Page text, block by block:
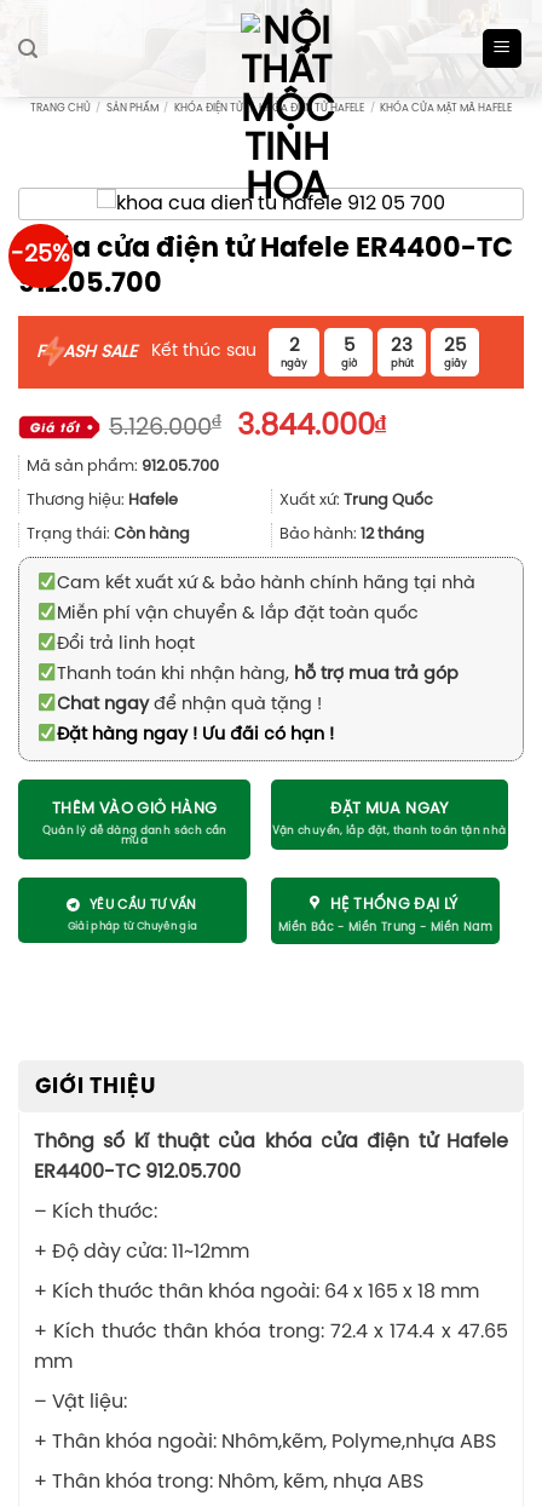
TRANG CHỦ / SẢN PHẨM / KHÓA ĐIỆN TỬ / KHÓA ĐIỆN TỬ HAFELE / KHÓA CỬA MẬT MÃ HAFELE
-25%
Khóa cửa điện tử Hafele ER4400-TC
912.05.700
F ASH SALE Kết thúc sau 2
ngày
5
giờ
23
phút
24
giây
5.126.000₫
Giá
5.126.000₫.
3.844.000₫Giá
là:
3.844.000₫.
Mã sản phẩm: 912.05.700
Thương hiệu: Hafele Xuất xứ: Trung Quốc
Trạng thái: Còn hàng Bảo hành: 12 tháng
Cam kết xuất xứ & bảo hành chính hãng tại nhà
Miễn phí vận chuyển & lắp đặt toàn quốc
Đổi trả linh hoạt
Thanh toán khi nhận hàng, hỗ trợ mua trả góp
Chat ngayđể nhận quà tặng !
Đặt hàng ngay ! Ưu đãi có hạn !
THÊM VÀO GIỎ HÀNG ĐẶT MUA NGAY
YÊU CẦU TƯ VẤN HỆ THỐNG ĐẠI LÝ
GIỚI THIỆU
Thông số kĩ thuật của khóa cửa điện tử Hafele
ER4400-TC 912.05.700
– Kích thước:
+ Độ dày cửa: 11~12mm
+ Kích thước thân khóa ngoài: 64 x 165 x 18 mm
+ Kích thước thân khóa trong: 72.4 x 174.4 x 47.65
mm
– Vật liệu:
+ Thân khóa ngoài: Nhôm,kẽm, Polyme,nhựa ABS
+ Thân khóa trong: Nhôm, kẽm, nhựa ABS